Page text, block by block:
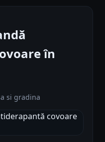
în
si gradina